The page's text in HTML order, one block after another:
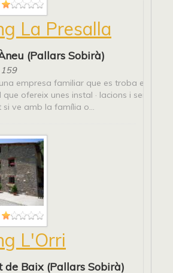
La Presalla
(Pallars Sobirà)
empresa familiar que es troba en una
que ofereix unes instal · lacions i serveis
ve amb la família o...
L'Orri
de Baix (Pallars Sobirà)